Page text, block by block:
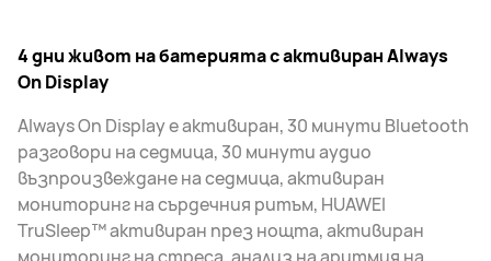
4 дни живот на батерията с активиран Always
On Display
Always On Display е активиран, 30 минути Bluetooth
разговори на седмица, 30 минути аудио
възпроизвеждане на седмица, активиран
мониторинг на сърдечния ритъм, HUAWEI
TruSleep™ активиран през нощта, активиран